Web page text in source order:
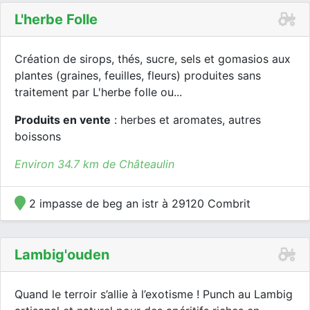
L'herbe Folle
Création de sirops, thés, sucre, sels et gomasios aux
plantes (graines, feuilles, fleurs) produites sans
traitement par L'herbe folle ou...
Produits en vente : herbes et aromates, autres
boissons
Environ 34.7 km de Châteaulin
2 impasse de beg an istr à 29120 Combrit
Lambig'ouden
Quand le terroir s’allie à l’exotisme ! Punch au Lambig